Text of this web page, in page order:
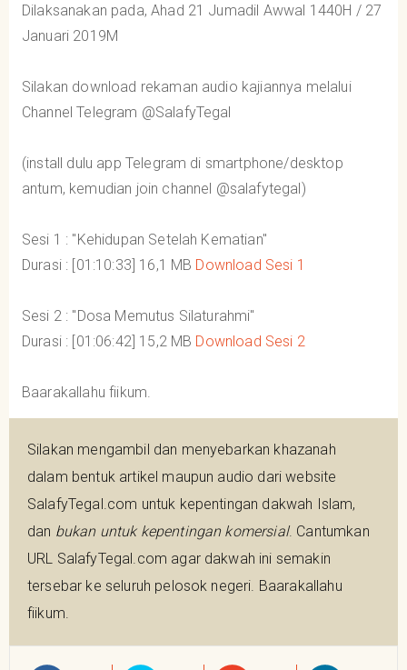
Dilaksanakan pada, Ahad 21 Jumadil Awwal 1440H / 27
Januari 2019M
Silakan download rekaman audio kajiannya melalui
Channel Telegram @SalafyTegal
(install dulu app Telegram di smartphone/desktop
antum, kemudian join channel @salafytegal)
Sesi 1 : "Kehidupan Setelah Kematian"
Durasi : [01:10:33] 16,1 MB Download Sesi 1
Sesi 2 : "Dosa Memutus Silaturahmi"
Durasi : [01:06:42] 15,2 MB Download Sesi 2
Baarakallahu fiikum.
Silakan mengambil dan menyebarkan khazanah
dalam bentuk artikel maupun audio dari website
SalafyTegal.com untuk kepentingan dakwah Islam,
dan bukan untuk kepentingan komersial. Cantumkan
URL SalafyTegal.com agar dakwah ini semakin
tersebar ke seluruh pelosok negeri. Baarakallahu
fiikum.